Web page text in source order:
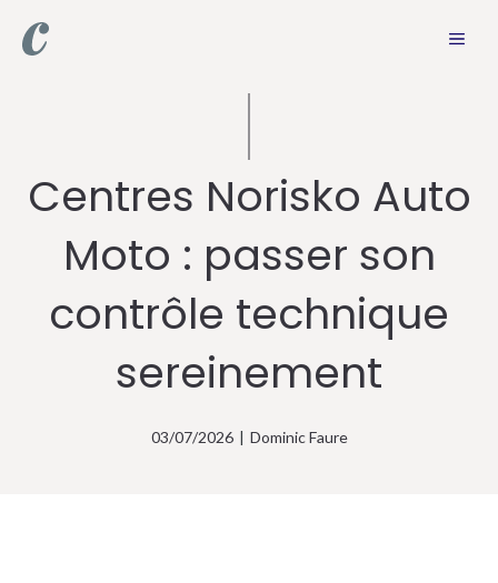
Centres Norisko Auto
Moto : passer son
contrôle technique
sereinement
03/07/2026 | Dominic Faure